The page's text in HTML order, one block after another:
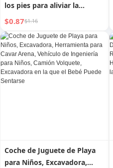
los pies para aliviar la
picazón, herramienta de
masaje para lavar los pies,
eliminar la piel muerta,
cepillo multifuncional para
limpiar los dedos de los pies
y la cutina del pie
$0.87$1.16
Coche de Juguete de Playa
para Niños, Excavadora,